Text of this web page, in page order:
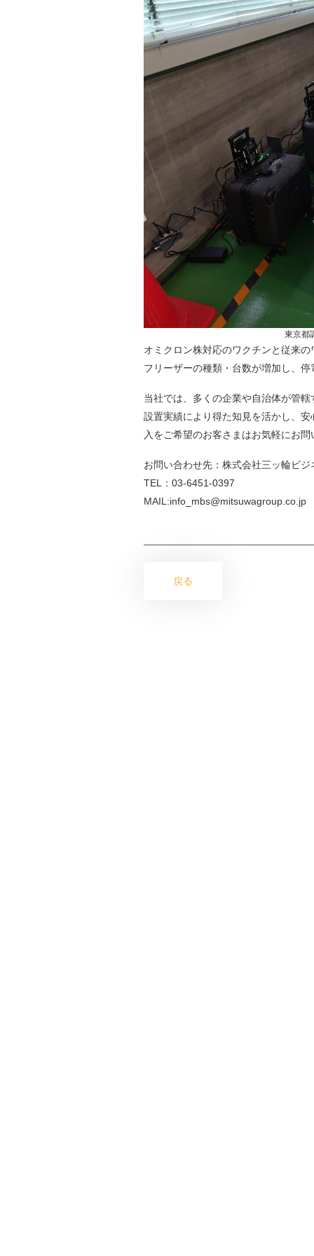
東京都
オミクロン株対応のワクチンと従来
フリーザーの種類・台数が増加し、
当社では、多くの企業や自治体が管
設置実績により得た知見を活かし、
入をご希望のお客さまはお気軽にお
お問い合わせ先：株式会社三ッ輪ビ
TEL：03-6451-0397
MAIL:info_mbs@mitsuwagroup.co.jp
戻る